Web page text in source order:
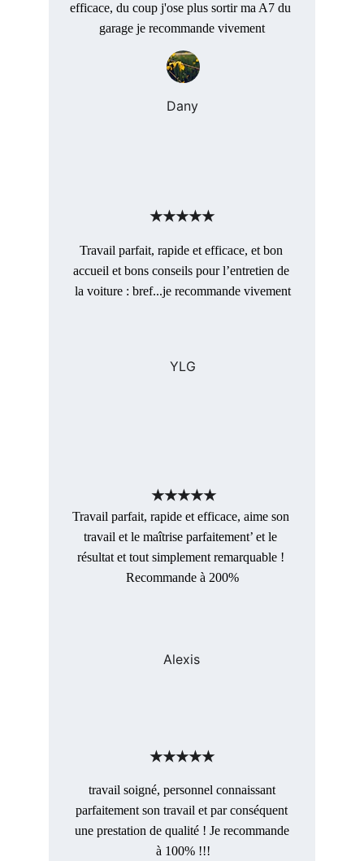
Travail parfait, rapide et efficace, et bon
accueil et bons conseils pour l’entretien de
la voiture : bref...je recommande vivement
YLG
efficace, du coup j'ose plus sortir ma A7 du
garage je recommande vivement
Dany
★★★★★
travail soigné, personnel connaissant
parfaitement son travail et par conséquent
une prestation de qualité ! Je recommande
à 100% !!!
Alexis
Travail parfait, rapide et efficace, aime son
travail et le maîtrise parfaitement’ et le
résultat et tout simplement remarquable !
Recommande à 200%
★★★★★
★★★★★